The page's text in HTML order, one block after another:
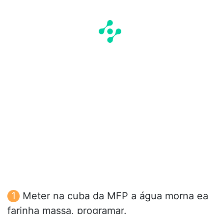
Meter na cuba da MFP a água morna ea
farinha massa, programar.